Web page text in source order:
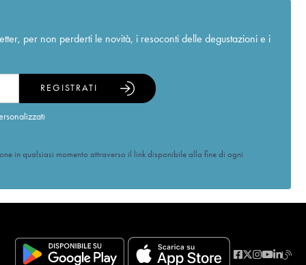
per non perderti le novità, i resoconti delle degustazioni e i
REGISTRATI
in qualsiasi momento attraverso il link disponibile alla fine di ogni